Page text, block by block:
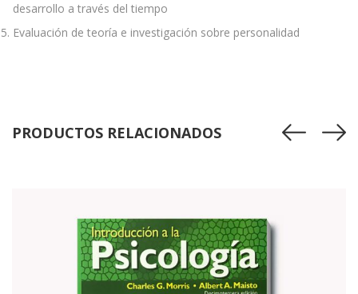
desarrollo a través del tiempo
Evaluación de teoría e investigación sobre personalidad
PRODUCTOS RELACIONADOS